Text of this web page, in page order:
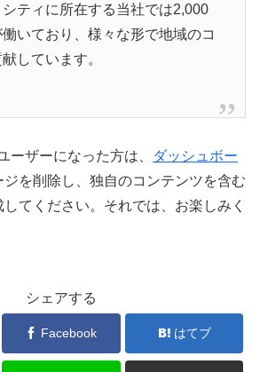
ティに所在する当社では2,000
いており、様々な形で地域のコ
しています。
ーザーになった方は、
ダッシュボー
を削除し、独自のコンテンツを含む
てください。それでは、お楽しみく
シェアする
Facebook はてブ